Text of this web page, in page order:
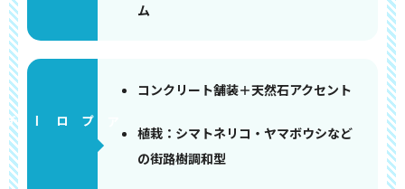
ム
アプローチ
コンクリート舗装＋天然石アクセント
植栽：シマトネリコ・ヤマボウシなど
の街路樹調和型